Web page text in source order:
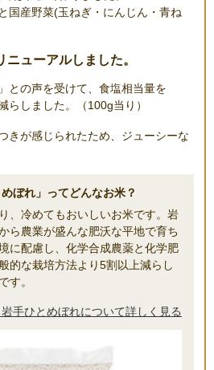
国産野菜(玉ねぎ・にんじん・青ね
ニューアルしました。
の声を受けて、食塩相当量を
らしました。（100g当り）
が感じられたため、ジューシーな
ぼれ」ってどんなお米？
、冷めてもおいしいお米です。岩
ら農業が盛んな肥沃な平地で育ち
に配慮し、化学合成農薬と化学肥
的な栽培方法より5割以上減らし
す。
手ひとめぼれについて詳しく見る